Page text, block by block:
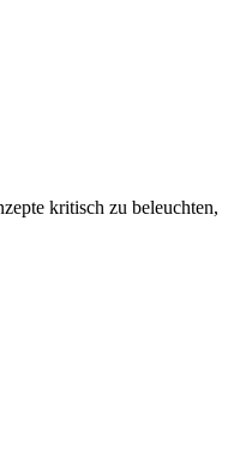
kritisch zu beleuchten,